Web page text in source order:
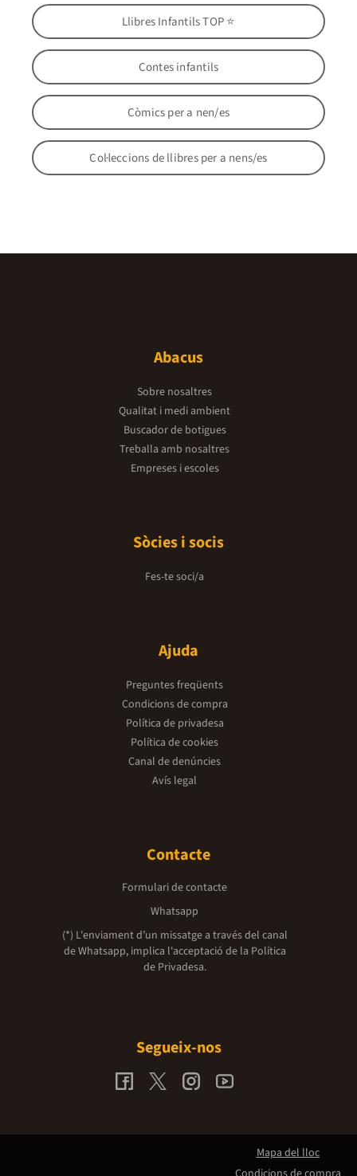
Llibres Infantils TOP ⭐
Contes infantils
Còmics per a nen/es
Col·leccions de llibres per a nens/es
Abacus
Sobre nosaltres
Qualitat i medi ambient
Buscador de botigues
Treballa amb nosaltres
Empreses i escoles
Sòcies i socis
Fes-te soci/a
Ajuda
Preguntes freqüents
Condicions de compra
Política de privadesa
Política de cookies
Canal de denúncies
Avís legal
Contacte
Formulari de contacte
Whatsapp
(*) L'enviament d’un missatge a través del canal
de Whatsapp, implica l'acceptació de la Política
de Privadesa.
Segueix-nos
Mapa del lloc